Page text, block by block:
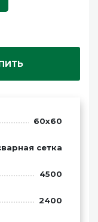
60х60
сетка
4500
2400